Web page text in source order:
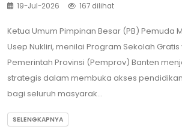
19-Jul-2026 167 dilihat
Ketua Umum Pimpinan Besar (PB) Pemuda
Usep Nukliri, menilai Program Sekolah
Pemerintah Provinsi (Pemprov) Banten
strategis dalam membuka akses
bagi seluruh masyarak...
SELENGKAPNYA